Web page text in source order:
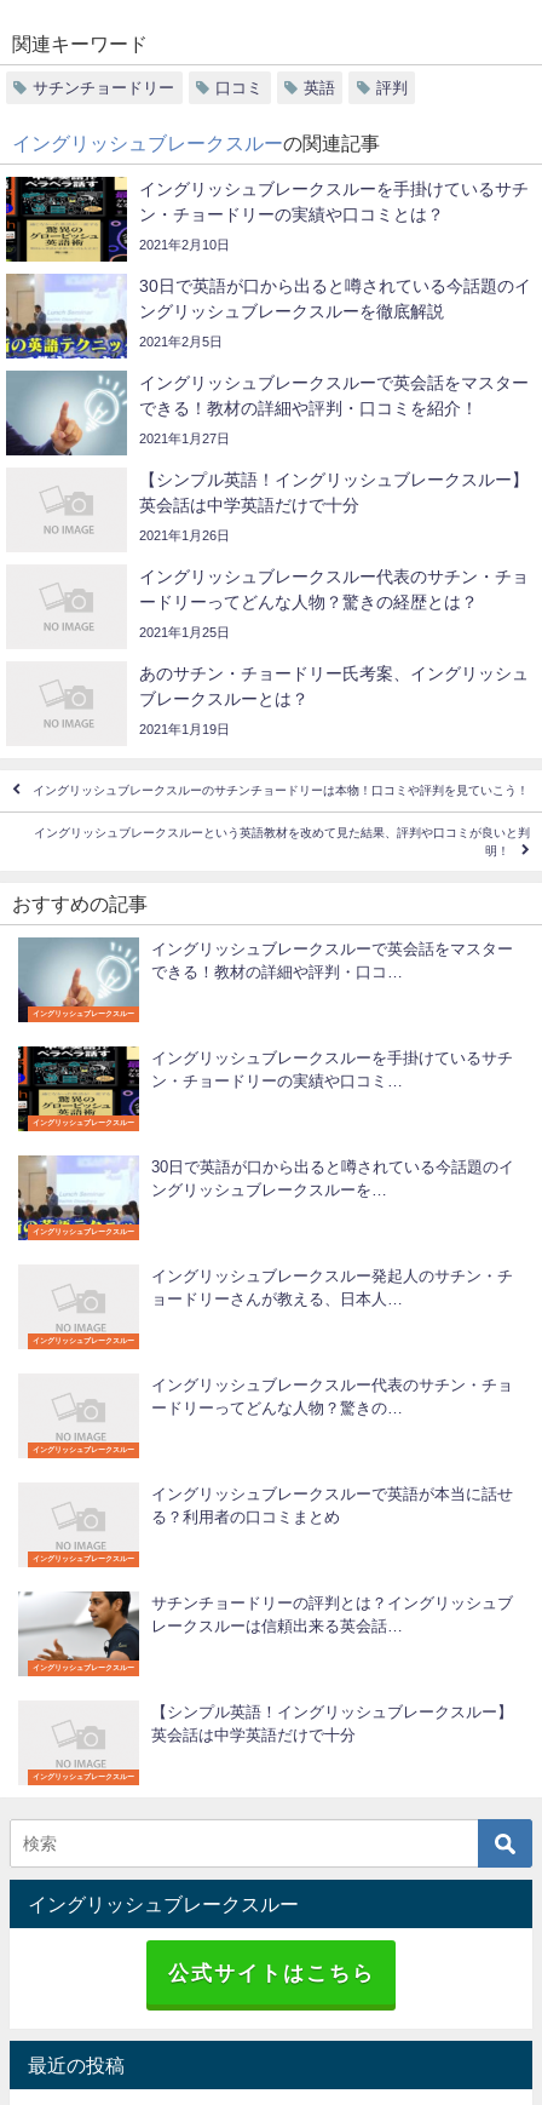
関連キーワード
サチンチョードリー 口コミ 英語 評判
イングリッシュブレークスルーの関連記事
イングリッシュブレークスルーを手掛けているサチ
ン・チョードリーの実績や口コミとは？
2021年2月10日
30日で英語が口から出ると噂されている今話題のイ
ングリッシュブレークスルーを徹底解説
2021年2月5日
イングリッシュブレークスルーで英会話をマスター
できる！教材の詳細や評判・口コミを紹介！
2021年1月27日
【シンプル英語！イングリッシュブレークスルー】
英会話は中学英語だけで十分
2021年1月26日
イングリッシュブレークスルー代表のサチン・チョ
ードリーってどんな人物？驚きの経歴とは？
2021年1月25日
あのサチン・チョードリー氏考案、イングリッシュ
ブレークスルーとは？
2021年1月19日
イングリッシュブレークスルーのサチンチョードリーは本物！口コミや評判を見ていこう！
イングリッシュブレークスルーという英語教材を改めて見た結果、評判や口コミが良いと判
明！
おすすめの記事
イングリッシュブレークスルー
イングリッシュブレークスルーで英会話をマスター
できる！教材の詳細や評判・口コ…
イングリッシュブレークスルー
イングリッシュブレークスルーを手掛けているサチ
ン・チョードリーの実績や口コミ…
イングリッシュブレークスルー
30日で英語が口から出ると噂されている今話題のイ
ングリッシュブレークスルーを…
イングリッシュブレークスルー
イングリッシュブレークスルー発起人のサチン・チ
ョードリーさんが教える、日本人…
イングリッシュブレークスルー
イングリッシュブレークスルー代表のサチン・チョ
ードリーってどんな人物？驚きの…
イングリッシュブレークスルー
イングリッシュブレークスルーで英語が本当に話せ
る？利用者の口コミまとめ
イングリッシュブレークスルー
サチンチョードリーの評判とは？イングリッシュブ
レークスルーは信頼出来る英会話…
イングリッシュブレークスルー
【シンプル英語！イングリッシュブレークスルー】
英会話は中学英語だけで十分
イングリッシュブレークスルー
公式サイトはこちら
最近の投稿